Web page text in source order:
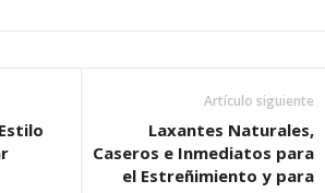
Artículo siguiente
Laxantes Naturales,
Caseros e Inmediatos para
el Estreñimiento y para